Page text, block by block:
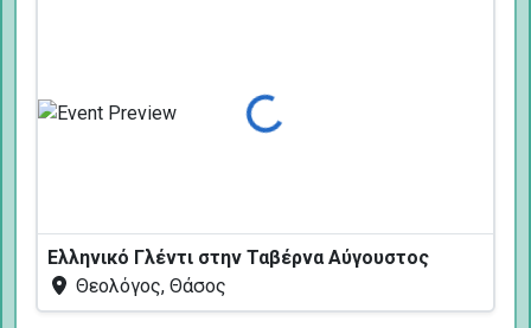
Φόρτωση...
Ελληνικό Γλέντι στην Ταβέρνα Αύγουστος
Θεολόγος, Θάσος